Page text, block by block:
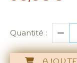
Quantité :